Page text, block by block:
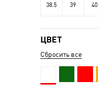
38.5 39 40
ЦВЕТ
Сбросить все